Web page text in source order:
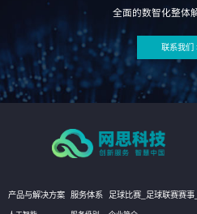
全面的数智化整
联系我们
产品与解决方案 服务体系 足球比赛_足球联赛赛